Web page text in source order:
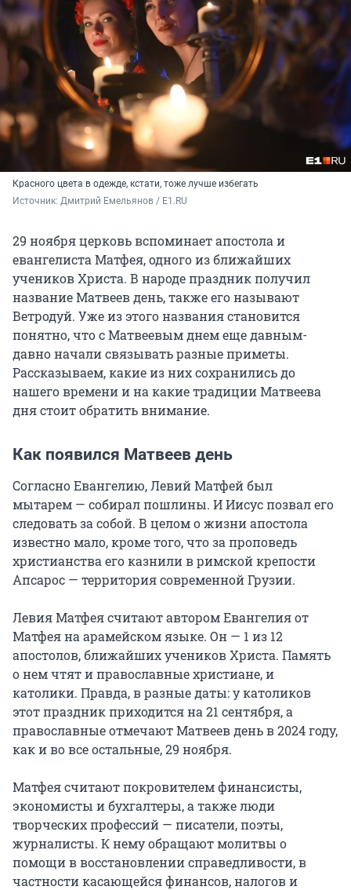
Красного цвета в одежде, кстати, тоже лучше избегать
Источник: Дмитрий Емельянов / E1.RU
29 ноября церковь вспоминает апостола и
евангелиста Матфея, одного из ближайших
учеников Христа. В народе праздник получил
название Матвеев день, также его называют
Ветродуй. Уже из этого названия становится
понятно, что с Матвеевым днем еще давным-
давно начали связывать разные приметы.
Рассказываем, какие из них сохранились до
нашего времени и на какие традиции Матвеева
дня стоит обратить внимание.
Как появился Матвеев день
Согласно Евангелию, Левий Матфей был
мытарем — собирал пошлины. И Иисус позвал его
следовать за собой. В целом о жизни апостола
известно мало, кроме того, что за проповедь
христианства его казнили в римской крепости
Апсарос — территория современной Грузии.
Левия Матфея считают автором Евангелия от
Матфея на арамейском языке. Он — 1 из 12
апостолов, ближайших учеников Христа. Память
о нем чтят и православные христиане, и
католики. Правда, в разные даты: у католиков
этот праздник приходится на 21 сентября, а
православные отмечают Матвеев день в 2024 году,
как и во все остальные, 29 ноября.
Матфея считают покровителем финансисты,
экономисты и бухгалтеры, а также люди
творческих профессий — писатели, поэты,
журналисты. К нему обращают молитвы о
помощи в восстановлении справедливости, в
частности касающейся финансов, налогов и